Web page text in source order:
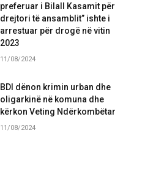
preferuar i Bilall Kasamit për
drejtori të ansamblit” ishte i
arrestuar për drogë në vitin
2023
11/08/2024
BDI dënon krimin urban dhe
oligarkinë në komuna dhe
kërkon Veting Ndërkombëtar
11/08/2024